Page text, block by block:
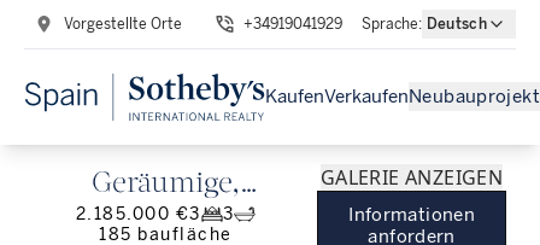
Vorgestellte Orte +34919041929 Sprache: Deutsch
KaufenVerkaufen
Geräumige,
renovierte Wohnung
2.185.000 €3
3
185 baufläche
GALERIE ANZEIGEN
Informationen
anfordern